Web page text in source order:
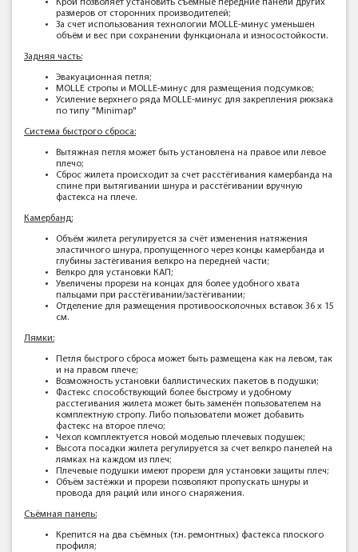
Крой позволяет установить съёмные передние панели других
размеров от сторонних производителей;
За счет использования технологии MOLLE-минус уменьшен
объём и вес при сохранении функционала и износостойкости.
Задняя часть:
Эвакуационная петля;
MOLLE стропы и MOLLE-минус для размещения подсумков;
Усиление верхнего ряда MOLLE-минус для закрепления рюкзака
по типу "Minimap"
Система быстрого сброса:
Вытяжная петля может быть установлена на правое или левое
плечо;
Сброс жилета происходит за счет расстёгивания камербанда на
спине при вытягивании шнура и расстёгивании вручную
фастекса на плече.
Камербанд:
Объём жилета регулируется за счёт изменения натяжения
эластичного шнура, пропущенного через концы камербанда и
глубины застёгивания велкро на передней части;
Велкро для установки КАП;
Увеличены прорези на концах для более удобного хвата
пальцами при расстёгивании/застёгивании;
Отделение для размещения противоосколочных вставок 36 х 15
см.
Лямки:
Петля быстрого сброса может быть размещена как на левом, так
и на правом плече;
Возможность установки баллистических пакетов в подушки;
Фастекс способствующий более быстрому и удобному
расстегивания жилета может быть заменён пользователем на
комплектную стропу. Либо пользователи может добавить
фастекс на второе плечо;
Чехол комплектуется новой моделью плечевых подушек;
Высота посадки жилета регулируется за счет велкро панелей на
лямках на каждом из плеч;
Плечевые подушки имеют прорези для установки защиты плеч;
Объём застёжки и прорези позволяют пропускать шнуры и
провода для раций или иного снаряжения.
Съёмная панель:
Крепится на два съёмных (т.н. ремонтных) фастекса плоского
профиля;